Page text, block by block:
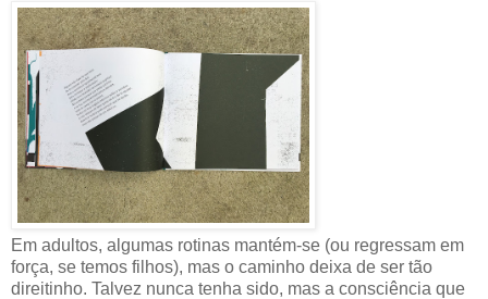
Em adultos, algumas rotinas mantém-se (ou regressam em
força, se temos filhos), mas o caminho deixa de ser tão
direitinho. Talvez nunca tenha sido, mas a consciência que